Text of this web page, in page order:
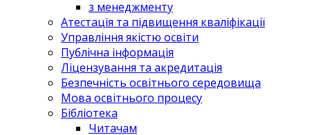
з менеджменту
Атестація та підвищення кваліфікації
Управління якістю освіти
Публічна інформація
Ліцензування та акредитація
Безпечність освітнього середовища
Мова освітнього процесу
Бібліотека
Читачам